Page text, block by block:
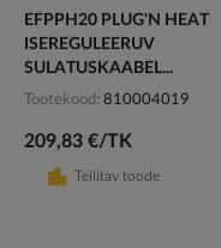
EFPPH20 PLUG'N HEAT
ISEREGULEERUV
SULATUSKAABEL...
Tootekood 810004019
209,83 €/TK
Tellitav toode